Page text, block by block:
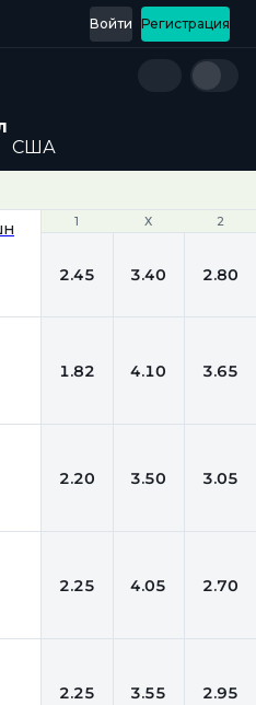
Регистрация
Войти
США
1 Х 2
1 Х 2
2.45 3.40 2.80
1.82 4.10 3.65
2.20 3.50 3.05
2.25 4.05 2.70
2.25 3.55 2.95